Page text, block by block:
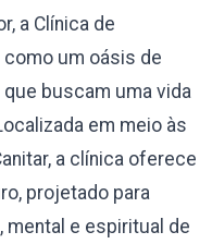
a Clínica de
como um oásis de
buscam uma vida
em meio às
a clínica oferece
projetado para
e espiritual de